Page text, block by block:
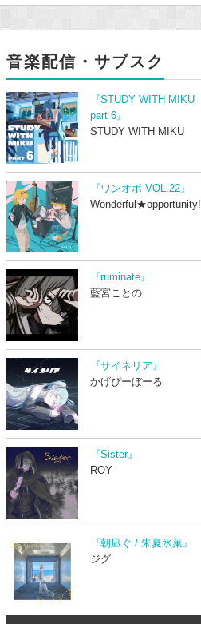
音楽配信・サブスク
『STUDY WITH MIKU
part 6』
STUDY WITH MIKU
『ワンオポ VOL.22』
Wonderful★opportunity!
『ruminate』
藍宮ことの
『サイネリア』
かげぴーぼーる
『Sister』
ROY
『朝凪ぐ / 朱夏氷菓』
ジグ